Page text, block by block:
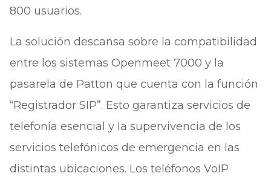
800 usuarios.
La solución descansa sobre la compatibilidad
entre los sistemas Openmeet 7000 y la
pasarela de Patton que cuenta con la función
“Registrador SIP”. Esto garantiza servicios de
telefonía esencial y la supervivencia de los
servicios telefónicos de emergencia en las
distintas ubicaciones. Los teléfonos VoIP